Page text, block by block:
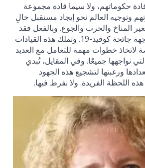
حكوماتهم، ولا سيما قادة مجموعة
وتوجيه العالم نحو إيجاد مستقبل خالِ
المناخ والحرب والجوع. وبالفعل فقد
تضاعفت الجهود لمواجهة جائحة كوفيد-19. وتملك هذه القيادات
لاتخاذ خطوات مهمة للتعامل مع العديد
نواجهها جميعًا. وفي المقايل، تُبدي
ورغبتها لتشجيع هذه الجهود
اللحظة الفريدة. ولا نفرط فيها.